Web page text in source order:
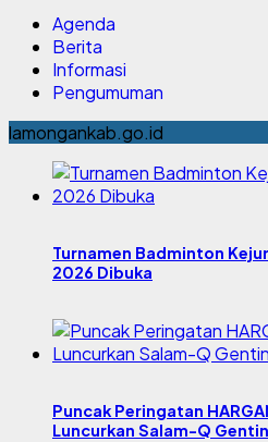
Agenda
Berita
Informasi
Pengumuman
lamongankab.go.id
Turnamen Badminton
2026 Dibuka
Puncak Peringatan
Luncurkan Salam-Q